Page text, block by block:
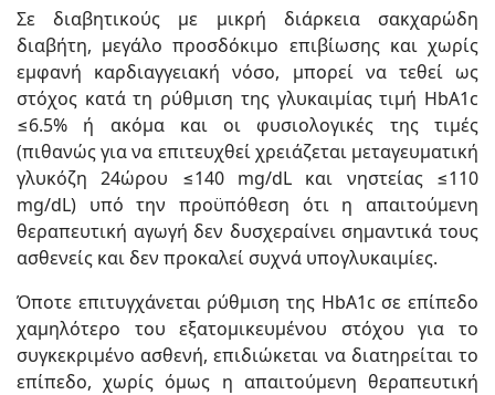
Σε διαβητικούς με μικρή διάρκεια σακχαρώδη
διαβήτη, μεγάλο προσδόκιμο επιβίωσης και χωρίς
εμφανή καρδιαγγειακή νόσο, μπορεί να τεθεί ως
στόχος κατά τη ρύθμιση της γλυκαιμίας τιμή HbA1c
≤6.5% ή ακόμα και οι φυσιολογικές της τιμές
(πιθανώς για να επιτευχθεί χρειάζεται μεταγευματική
γλυκόζη 24ώρου ≤140 mg/dL και νηστείας ≤110
mg/dL) υπό την προϋπόθεση ότι η απαιτούμενη
θεραπευτική αγωγή δεν δυσχεραίνει σημαντικά τους
ασθενείς και δεν προκαλεί συχνά υπογλυκαιμίες.
Όποτε επιτυγχάνεται ρύθμιση της HbA1c σε επίπεδο
χαμηλότερο του εξατομικευμένου στόχου για το
συγκεκριμένο ασθενή, επιδιώκεται να διατηρείται το
επίπεδο, χωρίς όμως η απαιτούμενη θεραπευτική